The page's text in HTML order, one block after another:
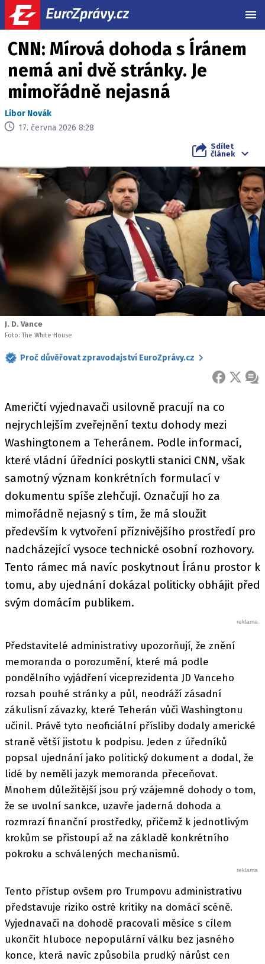
CNN: Mírová dohoda s Íránem
nemá ani dvě stránky. Je
mimořádně nejasná
Libor Novák
17. června 2026 8:28
Sdílet
článek
J. D. Vance
Foto: The White House
Proč důvěřovat zpravodajství EuroZprávy.cz
FACEBOOK
X
Američtí vyjednavači usilovně pracují na co
nejrychlejším zveřejnění textu dohody mezi
Washingtonem a Teheránem. Podle informací,
které vládní úředníci poskytli stanici CNN, však
samotný význam konkrétních formulací v
dokumentu spíše zlehčují. Označují ho za
mimořádně nejasný s tím, že má sloužit
především k vytvoření příznivějšího prostředí pro
nadcházející vysoce technické osobní rozhovory.
Tento rámec má navíc poskytnout Íránu prostor k
tomu, aby ujednání dokázal politicky obhájit před
svým domácím publikem.
Představitelé administrativy upozorňují, že znění
memoranda o porozumění, které má podle
pondělního vyjádření viceprezidenta JD Vanceho
rozsah pouhé stránky a půl, neodráží zásadní
zákulisní závazky, které Teherán vůči Washingtonu
učinil. Právě tyto neoficiální přísliby dodaly americké
straně větší jistotu k podpisu. Jeden z úředníků
popsal ujednání jako politický dokument a dodal, že
lidé by neměli jazyk memoranda přeceňovat.
Mnohem důležitější jsou prý vzájemné dohody o tom,
že se uvolní sankce, uzavře jaderná dohoda a
rozmrazí finanční prostředky, přičemž k jednotlivým
krokům se přistoupí až na základě konkrétního
pokroku a schválených mechanismů.
Tento přístup ovšem pro Trumpovu administrativu
představuje riziko ostré kritiky na domácí scéně.
Vyjednavači na dohodě pracovali měsíce s cílem
ukončit hluboce nepopulární válku bez jasného
konce, která navíc způsobila prudký nárůst cen